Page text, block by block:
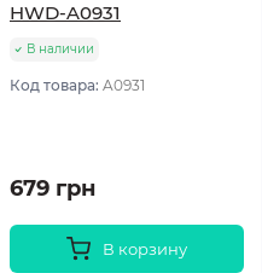
HWD-A0931
В наличии
Код товара: A0931
679 грн
В корзину